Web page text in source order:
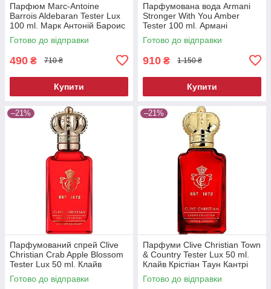
Парфюм Marc-Antoine
Barrois Aldebaran Tester Lux
100 ml. Марк Антоній Бароис
Альдебаран Тестер Люкс 100
мл.
Готово до відправки
490 ₴ 710 ₴
Купити
Парфумована вода Armani
Stronger With You Amber
Tester 100 ml. Армані
Стронгер Віз Ю Амбер
Тестер 100 мл.
Готово до відправки
910 ₴ 1 150 ₴
Купити
–21%
Парфумований спрей Clive
Christian Crab Apple Blossom
Tester Lux 50 ml. Клайв
Крістіан Краб Епл Блоссом
Тестер Люкс 50 мл
Готово до відправки
–21%
Парфуми Clive Christian Town
& Country Tester Lux 50 ml.
Клайв Крістіан Таун Кантрі
Тестер Люкс 50 мл.
Готово до відправки